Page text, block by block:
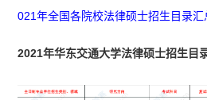
021年全国各院校法律硕士招生目录汇
2021年华东交通大学法律硕士招生目